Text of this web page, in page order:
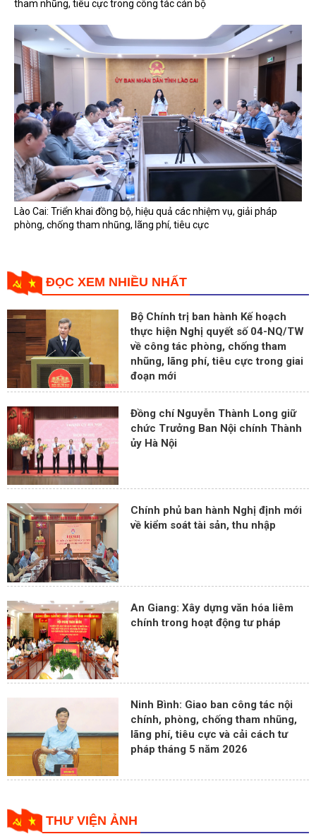
tham nhũng, tiêu cực trong công tác cán bộ
Lào Cai: Triển khai đồng bộ, hiệu quả các nhiệm vụ, giải pháp
phòng, chống tham nhũng, lãng phí, tiêu cực
ĐỌC XEM NHIỀU NHẤT
Bộ Chính trị ban hành Kế hoạch
thực hiện Nghị quyết số 04-NQ/TW
về công tác phòng, chống tham
nhũng, lãng phí, tiêu cực trong giai
đoạn mới
Đồng chí Nguyễn Thành Long giữ
chức Trưởng Ban Nội chính Thành
ủy Hà Nội
Chính phủ ban hành Nghị định mới
về kiểm soát tài sản, thu nhập
An Giang: Xây dựng văn hóa liêm
chính trong hoạt động tư pháp
Ninh Bình: Giao ban công tác nội
chính, phòng, chống tham nhũng,
lãng phí, tiêu cực và cải cách tư
pháp tháng 5 năm 2026
THƯ VIỆN ẢNH